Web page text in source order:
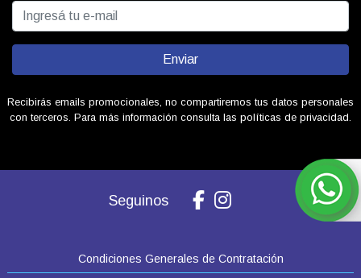
Enviar
Recibirás emails promocionales, no compartiremos tus datos personales
con terceros. Para más información consulta las políticas de privacidad.
Seguinos
Condiciones Generales de Contratación